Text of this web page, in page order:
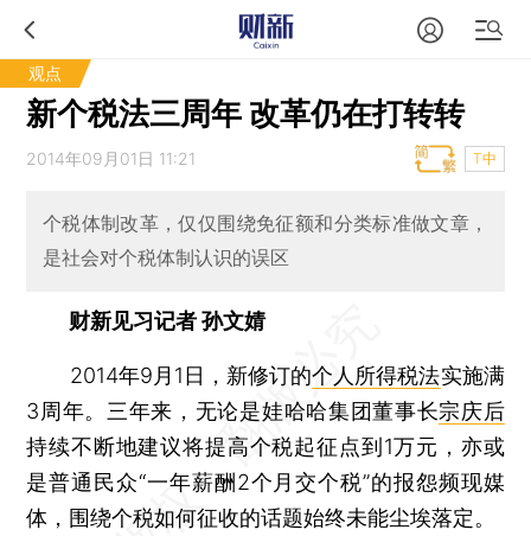
观点
新个税法三周年 改革仍在打转转
2014年09月01日 11:21 T中
个税体制改革，仅仅围绕免征额和分类标准做文章，
是社会对个税体制认识的误区
财新见习记者 孙文婧
2014年9月1日，新修订的个人所得税法实施满
3周年。三年来，无论是娃哈哈集团董事长宗庆后
持续不断地建议将提高个税起征点到1万元，亦或
是普通民众“一年薪酬2个月交个税”的报怨频现媒
体，围绕个税如何征收的话题始终未能尘埃落定。